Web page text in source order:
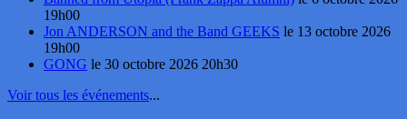
19h00
Jon ANDERSON and the Band GEEKS le 13 octobre 2026
19h00
GONG le 30 octobre 2026 20h30
Voir tous les événements...